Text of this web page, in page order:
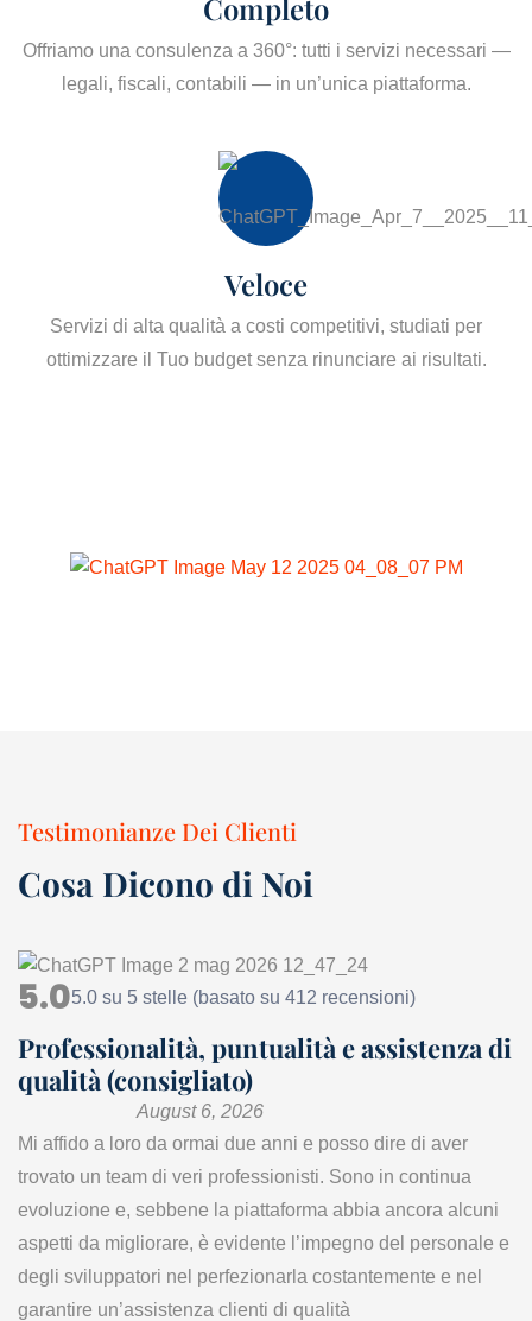
Completo
Offriamo una consulenza a 360°: tutti i servizi necessari —
legali, fiscali, contabili — in un’unica piattaforma.
Veloce
Servizi di alta qualità a costi competitivi, studiati per
ottimizzare il Tuo budget senza rinunciare ai risultati.
Testimonianze Dei Clienti
Cosa Dicono di Noi
5.05.0 su 5 stelle (basato su 412 recensioni)
Professionalità, puntualità e assistenza di
qualità (consigliato)
August 6, 2026
Mi affido a loro da ormai due anni e posso dire di aver
trovato un team di veri professionisti. Sono in continua
evoluzione e, sebbene la piattaforma abbia ancora alcuni
aspetti da migliorare, è evidente l’impegno del personale e
degli sviluppatori nel perfezionarla costantemente e nel
garantire un’assistenza clienti di qualità